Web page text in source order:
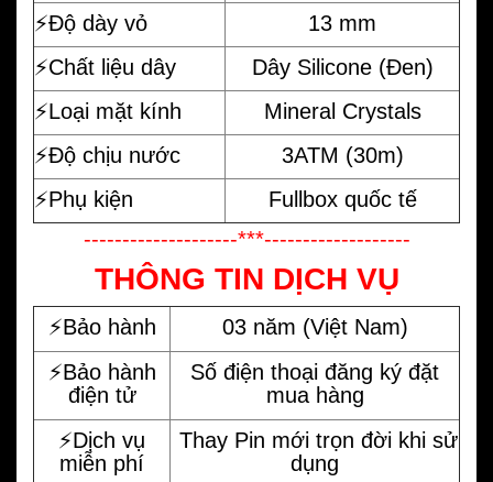
⚡️Độ dày vỏ
13 mm
⚡️Chất liệu dây
Dây Silicone (Đen)
⚡️Loại mặt kính
Mineral Crystals
⚡️Độ chịu nước
3ATM (30m)
⚡️Phụ kiện
Fullbox quốc tế
--------------------***-------------------
THÔNG TIN DỊCH VỤ
⚡️Bảo hành
03 năm (Việt Nam)
⚡️Bảo hành
điện tử
Số điện thoại đăng ký đặt
mua hàng
⚡️Dịch vụ
miễn phí
Thay Pin mới trọn đời khi sử
dụng